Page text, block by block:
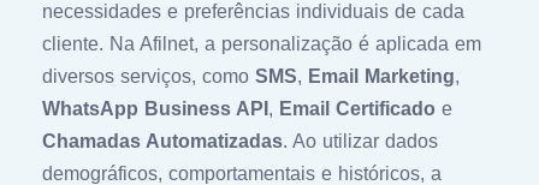
necessidades e preferências individuais de cada
cliente. Na Afilnet, a personalização é aplicada em
diversos serviços, como SMS, Email Marketing,
WhatsApp Business API , Email Certificado e
Chamadas Automatizadas. Ao utilizar dados
demográficos, comportamentais e históricos, a